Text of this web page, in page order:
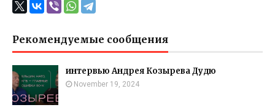
Рекомендуемые сообщения
интервью Андрея Козырева Дудю
November 19, 2024